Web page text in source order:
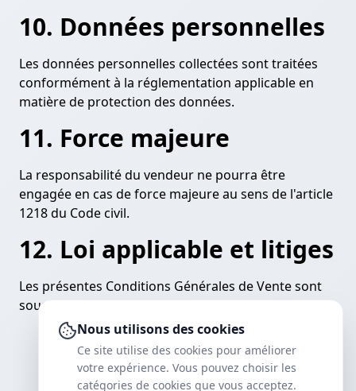
10. Données personnelles
Les données personnelles collectées sont traitées
conformément à la réglementation applicable en
matière de protection des données.
11. Force majeure
La responsabilité du vendeur ne pourra être
engagée en cas de force majeure au sens de l'article
1218 du Code civil.
12. Loi applicable et litiges
Les présentes Conditions Générales de Vente sont
soumises au droit français.
Nous utilisons des cookies
Ce site utilise des cookies pour améliorer
votre expérience. Vous pouvez choisir les
catégories de cookies que vous acceptez.